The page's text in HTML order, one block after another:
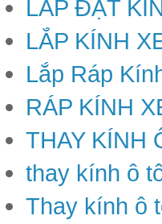
LẮP ĐẶT
LẮP KÍNH
Lắp Ráp
RÁP KÍNH
THAY KÍNH
thay kính ô
Thay kính ô